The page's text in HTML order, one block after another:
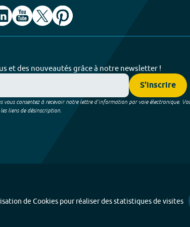
et des nouveautés grâce à notre newsletter !
S'inscrire
vous consentez à recevoir notre lettre d’information par voie électronique.
liens de désinscription.
de Cookies pour réaliser des statistiques de visites